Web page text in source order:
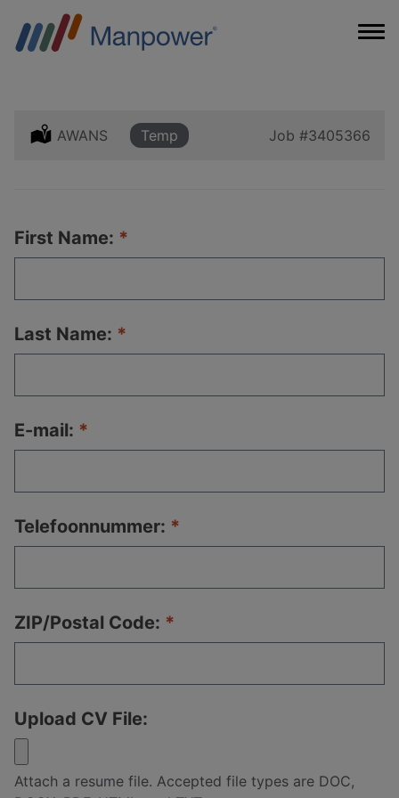
Location:
AWANS Type:
Temp Job #3405366
First Name:
Last Name:
E-mail:
Telefoonnummer:
ZIP/Postal Code:
Upload CV File:
Attach a resume file. Accepted file types are DOC,